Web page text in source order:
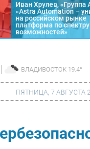
Иван Хрулев, «Группа
«Astra Automation –
на российском рынке
платформа по спектру
возможностей»
ВЛАДИВОСТОК 19.4°
Финансы
ПЯТНИЦА, 7 АВГУСТА